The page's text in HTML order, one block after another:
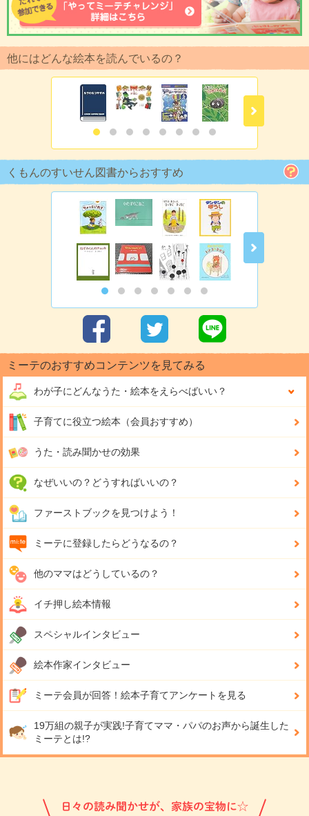
他にはどんな絵本を読んでいるの？
くもんのすいせん図書からおすすめ
ミーテのおすすめコンテンツを見てみる
わが子にどんなうた・絵本をえらべばいい？
子育てに役立つ絵本（会員おすすめ）
うた・読み聞かせの効果
なぜいいの？どうすればいいの？
ファーストブックを見つけよう！
ミーテに登録したらどうなるの？
他のママはどうしているの？
イチ押し絵本情報
スペシャルインタビュー
絵本作家インタビュー
ミーテ会員が回答！ 絵本子育てアンケートを見る
19万組の親子が実践!子育てママ・パパのお声から誕生した
ミーテとは!?
日々の読み聞かせが、家族の宝物に☆